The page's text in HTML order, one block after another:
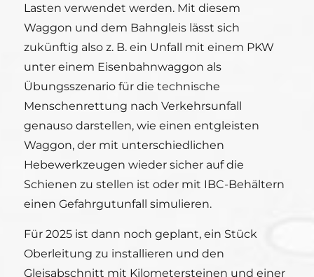
Lasten verwendet werden. Mit diesem
Waggon und dem Bahngleis lässt sich
zukünftig also z. B. ein Unfall mit einem PKW
unter einem Eisenbahnwaggon als
Übungsszenario für die technische
Menschenrettung nach Verkehrsunfall
genauso darstellen, wie einen entgleisten
Waggon, der mit unterschiedlichen
Hebewerkzeugen wieder sicher auf die
Schienen zu stellen ist oder mit IBC-Behältern
einen Gefahrgutunfall simulieren.
Für 2025 ist dann noch geplant, ein Stück
Oberleitung zu installieren und den
Gleisabschnitt mit Kilometersteinen und einer